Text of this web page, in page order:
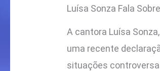
Luísa Sonza Fala
A cantora Luísa
uma recente
situações